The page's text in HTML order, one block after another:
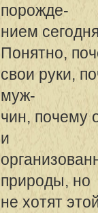
порожде-
нием
Понятно,
свои руки,
муж-
чин, почему
и
природы, но
не хотят